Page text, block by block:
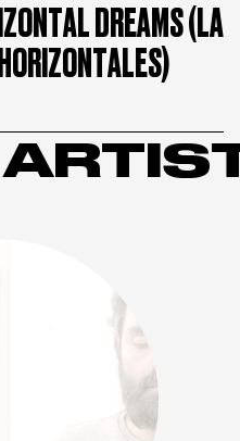
DREAMS (LA